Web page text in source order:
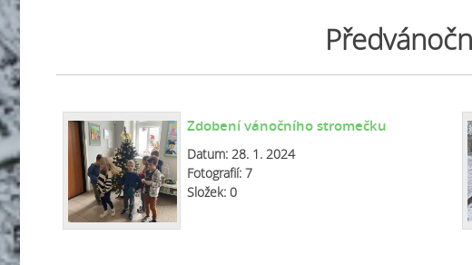
Zdobení vánočního stromečku
Datum: 28. 1. 2024
Fotografií: 7
Složek: 0